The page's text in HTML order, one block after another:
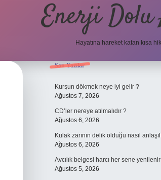
Enerji
Hayatına hareket katan kısa
Sidebar
Son Yazılar
Kurşun dökmek neye iyi gelir ?
Ağustos 7, 2026
CD’ler nereye atılmalıdır ?
Ağustos 6, 2026
Kulak zarının delik olduğu nasıl
Ağustos 6, 2026
Avcılık belgesi harcı her sene
Ağustos 5, 2026